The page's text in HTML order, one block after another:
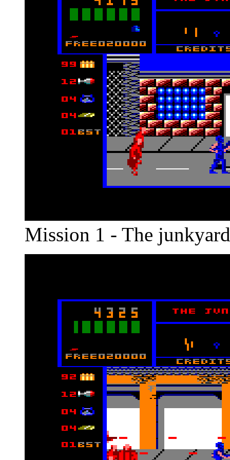
Mission 1 - The junkyard